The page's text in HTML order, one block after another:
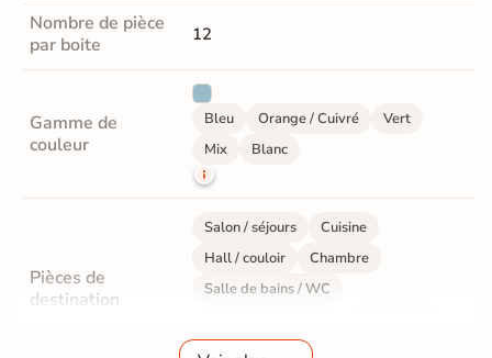
Nombre de pièce
par boite
12
Gamme de
couleur
Bleu Orange / Cuivré
Vert
Mix
Blanc
Pièces de
destination
Salon / séjours
Cuisine
Hall / couloir
Chambre
Salle de bains / WC
Sol intérieur